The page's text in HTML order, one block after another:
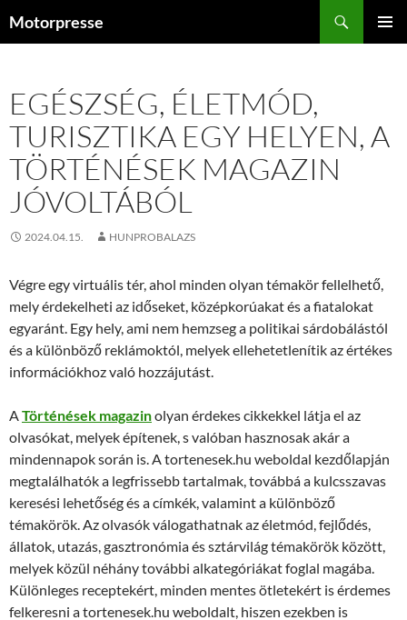
Motorpresse
EGÉSZSÉG, ÉLETMÓD,
TURISZTIKA EGY HELYEN, A
TÖRTÉNÉSEK MAGAZIN
JÓVOLTÁBÓL
2024.04.15. HUNPROBALAZS
Végre egy virtuális tér, ahol minden olyan témakör fellelhető,
mely érdekelheti az időseket, középkorúakat és a fiatalokat
egyaránt. Egy hely, ami nem hemzseg a politikai sárdobálástól
és a különböző reklámoktól, melyek ellehetetlenítik az értékes
információkhoz való hozzájutást.
ATörténések magazinolyan érdekes cikkekkel látja el az
olvasókat, melyek építenek, s valóban hasznosak akár a
mindennapok során is. A tortenesek.hu weboldal kezdőlapján
megtalálhatók a legfrissebb tartalmak, továbbá a kulcsszavas
keresési lehetőség és a címkék, valamint a különböző
témakörök. Az olvasók válogathatnak az életmód, fejlődés,
állatok, utazás, gasztronómia és sztárvilág témakörök között,
melyek közül néhány további alkategóriákat foglal magába.
Különleges receptekért, minden mentes ötletekért is érdemes
felkeresni a tortenesek.hu weboldalt, hiszen ezekben is